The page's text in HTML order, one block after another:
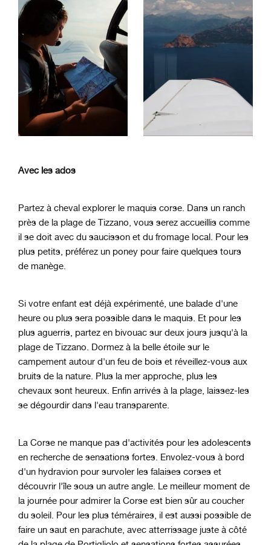
Avec les ados
Partez à cheval explorer le maquis corse. Dans un ranch
près de la plage de Tizzano, vous serez accueillis comme
il se doit avec du saucisson et du fromage local. Pour les
plus petits, préférez un poney pour faire quelques tours
de manège.
Si votre enfant est déjà expérimenté, une balade d'une
heure ou plus sera possible dans le maquis. Et pour les
plus aguerris, partez en bivouac sur deux jours jusqu'à la
plage de Tizzano. Dormez à la belle étoile sur le
campement autour d'un feu de bois et réveillez-vous aux
bruits de la nature. Plus la mer approche, plus les
chevaux sont heureux. Enfin arrivés à la plage, laissez-les
se dégourdir dans l'eau transparente.
La Corse ne manque pas d'activités pour les adolescents
en recherche de sensations fortes. Envolez-vous à bord
d'un hydravion pour survoler les falaises corses et
découvrir l'île sous un autre angle. Le meilleur moment de
la journée pour admirer la Corse est bien sûr au coucher
du soleil. Pour les plus téméraires, il est aussi possible de
faire un saut en parachute, avec atterrissage juste à côté